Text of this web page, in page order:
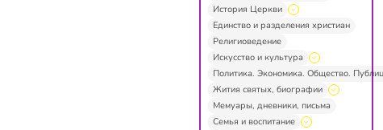
История Церкви
Единство и разделения христиан
Религиоведение
Искусство и культура
Политика. Экономика. Общество.
Жития святых, биографии
Мемуары, дневники, письма
Семья и воспитание